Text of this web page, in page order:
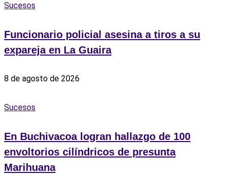
Sucesos
Funcionario policial asesina a tiros a su
expareja en La Guaira
8 de agosto de 2026
Sucesos
En Buchivacoa logran hallazgo de 100
envoltorios cilíndricos de presunta
Marihuana